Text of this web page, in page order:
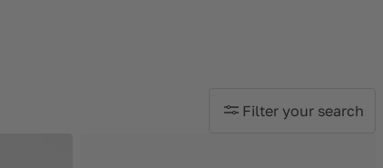
Filter your search